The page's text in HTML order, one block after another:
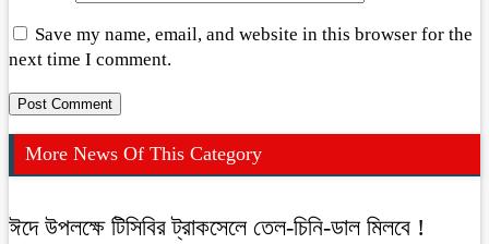
Save my name, email, and website in this browser for the
next time I comment.
More News Of This Category
ঈদে উপলক্ষে টিসিবির ট্রাকসেলে তেল-চিনি-ডাল মিলবে !